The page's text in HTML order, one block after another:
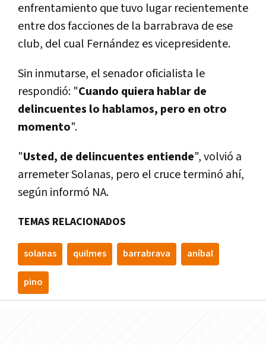
enfrentamiento que tuvo lugar recientemente
entre dos facciones de la barrabrava de ese
club, del cual Fernández es vicepresidente.
Sin inmutarse, el senador oficialista le
respondió: "Cuando quiera hablar de
delincuentes lo hablamos, pero en otro
momento".
"Usted, de delincuentes entiende", volvió a
arremeter Solanas, pero el cruce terminó ahí,
según informó NA.
TEMAS RELACIONADOS
solanas quilmes barrabrava aní­bal
pino